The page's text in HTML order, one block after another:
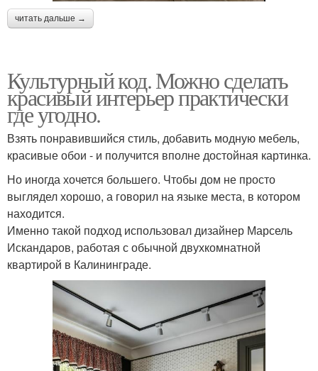
читать дальше →
Культурный код. Можно сделать
красивый интерьер практически
где угодно.
Взять понравившийся стиль, добавить модную мебель,
красивые обои - и получится вполне достойная картинка.
Но иногда хочется большего. Чтобы дом не просто
выглядел хорошо, а говорил на языке места, в котором
находится.
Именно такой подход использовал дизайнер Марсель
Искандаров, работая с обычной двухкомнатной
квартирой в Калининграде.